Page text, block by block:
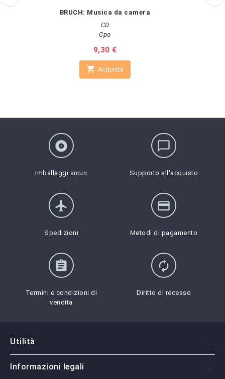
BRUCH: Musica da camera
CD
Cpo
Prezzo
9,30 €
 Acquista
album
Imballaggi sicuri
chat_bubble_outline
Supporto all'acquisto
flight
Spedizioni
credit_card
Metodi di pagamento
assignment
Termini e condizioni di
vendita
autorenew
Diritto di recesso
Utilità
Informazioni legali